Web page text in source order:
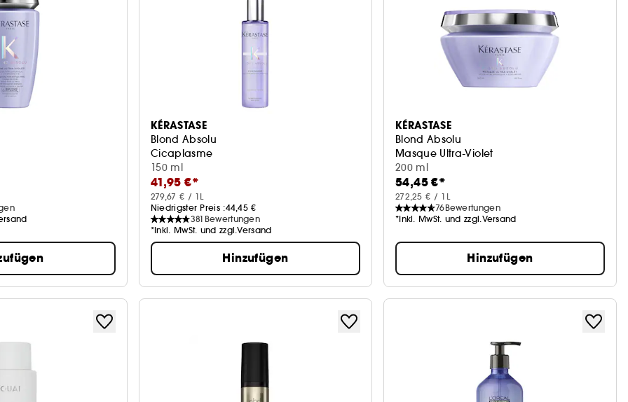
KÉRASTASE
Blond Absolu
Cicaplasme
150 ml
41,95 €*
279,67 € / 1L
Niedrigster Preis :44,45 €
381 Bewertungen
*Inkl. MwSt. und zzgl.Versand
Hinzufügen
KÉRASTASE
Blond Absolu
Masque Ultra-Violet
200 ml
54,45 €*
272,25 € / 1L
76Bewertungen
*Inkl. MwSt. und zzgl.Versand
Hinzufügen